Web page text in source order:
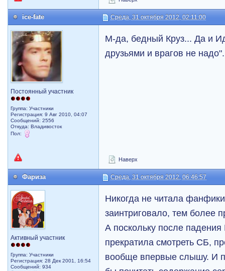
ice-fate Среда, 31 октября 2012, 02:11:00
Постоянный участник
Группа: Участники
Регистрация: 9 Авг 2010, 04:07
Сообщений: 2556
Откуда: Владивосток
Пол:
М-да, бедный Круз... Да и
друзьями и врагов не надо".
Наверх
Фариза Среда, 31 октября 2012, 06:46:57
Активный участник
Группа: Участники
Регистрация: 28 Дек 2001, 16:54
Сообщений: 934
Никогда не читала
заинтриговало, тем более
А поскольку после
прекратила смотреть СБ,
вообще впервые слышу. И